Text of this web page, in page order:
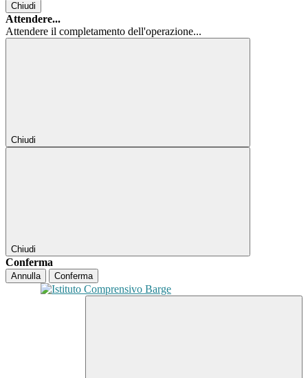
Chiudi
Attendere...
Attendere il completamento dell'operazione...
Chiudi
Chiudi
Conferma
Annulla Conferma